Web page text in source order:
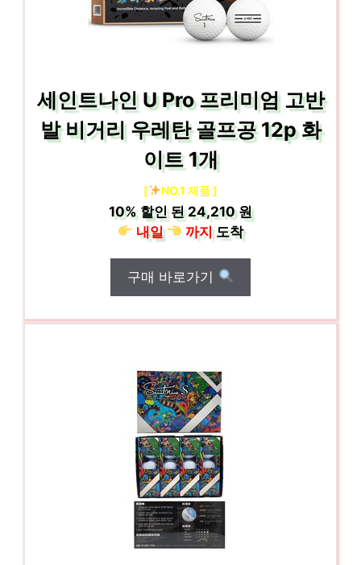
세인트나인 U Pro 프리미엄 고반
발 비거리 우레탄 골프공 12p 화
이트 1개
[ NO.1 제품 ]
10% 할인 된24,210 원
내일
까지도착
구매 바로가기